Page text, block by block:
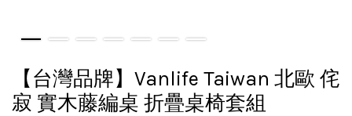
【台灣品牌】Vanlife Taiwan 北歐 侘
寂 實木藤編桌 折疊桌椅套組